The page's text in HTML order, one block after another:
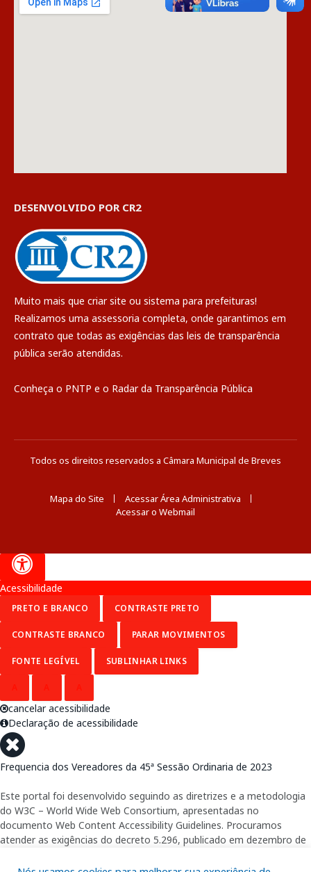
DESENVOLVIDO POR CR2
Muito mais que criar site ou sistema para prefeituras!
Realizamos uma assessoria completa, onde garantimos em
contrato que todas as exigências das leis de transparência
pública serão atendidas.
Conheça o PNTP e o Radar da Transparência Pública
Todos os direitos reservados a Câmara Municipal de Breves
Mapa do Site
Acessar Área Administrativa
Acessar o Webmail
Acessibilidade
PRETO E BRANCO CONTRASTE PRETO
CONTRASTE BRANCO PARAR MOVIMENTOS
FONTE LEGÍVEL SUBLINHAR LINKS
cancelar acessibilidade
Declaração de acessibilidade
Frequencia dos Vereadores da 45ª Sessão Ordinaria de 2023
Este portal foi desenvolvido seguindo as diretrizes e a metodologia
do W3C – World Wide Web Consortium, apresentadas no
documento Web Content Accessibility Guidelines. Procuramos
atender as exigências do decreto 5.296, publicado em dezembro de
eletrônicos da administração pública na rede mundial de